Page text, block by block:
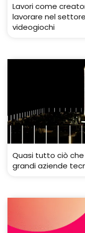
Lavori come
lavorare nel
videogiochi
Quasi tutto ciò
grandi aziende